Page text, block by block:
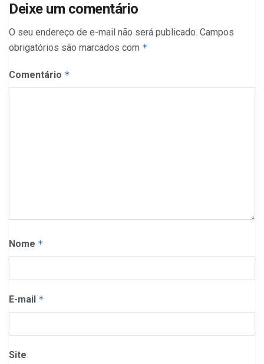
Deixe um comentário
O seu endereço de e-mail não será publicado. Campos
obrigatórios são marcados com *
Comentário *
Nome *
E-mail *
Site